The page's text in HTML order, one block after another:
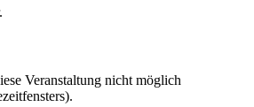
Veranstaltung nicht möglich